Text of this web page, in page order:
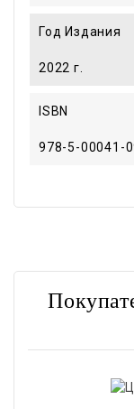
Год Издания
2022 г.
ISBN
978-5-00041-